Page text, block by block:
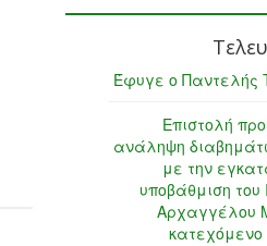
Έφυγε ο Παντελής
Επιστολή
ανάληψη
με την
υποβάθμιση του
Αρχαγγέλου
κατεχόμενο